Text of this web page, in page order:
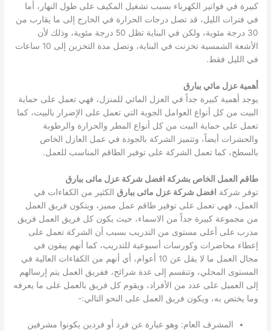
كبيرة في فواتير الكهرباء بسبب تشغيل المكيف على طول النهار، أما
في فترات الليل، قد تصل درجات الحرارة في الخارج إلى ما يقارب من
30 درجة مئوية، ولكن في البناية تظل 50 درجة مئوية، وذلك لأن
الأشعة الشمسية تخزنت في البناية، وتصل مدة التخزين إلى 10 ساعات
في الليل فقط.
أهمية عزل مائي ببارق
يوجد أهمية كبيرة جداً في العزل المائي للمنزل، فهي تعمل على حماية
البيت من كل أنواع العوامل الجوية التي تعمل على الإضرار بالبيت، كما
تعمل على حماية البيت من كل أنواع المطر والحرارة والرطوبة
والحشرات أيضاً، وتتميز الشركة بالجودة في عمل العازل الخاص
بالسطح، كما تعمل الشركة على توفير الطاقم المناسب للعمل.
طاقم العمل الخاص بشركة افضل شركة عزل مائى ببارق
توفر شركة افضل شركة عزل مائى ببارق الكثير من الكفاءات في
العمل، فهي تعمل على توفير طاقم عمل مميز، ويتكون فريق العمل
من مجموعة كبيرة جداً من الاسماء، حيث يكون كل فريق العمل فريق
مدرب على أعلى مستوى من التدريب بسبب أن الشركة تعمل على
إعطاء محاضرات وكورسات أسبوعية للتدريب، كما أنهم يبقون في
مجال العمل ما لا يقل عن 10 أعوام، أي أنهم من الكفاءات العالية في
المستوى المحلي، وتنقسم إلى عدة شرائح، ففريق العمل يتم إرسالهم
إلى العميل على عدد من الأفراد، ويقوم كل فريق بالعمل على ما يعرفه
وما يختص به، ويكون فريق العمل على النحو التالي:-
المشرف العام: وهو عبارة عن فرد أو فردين يكونوا مشرفين